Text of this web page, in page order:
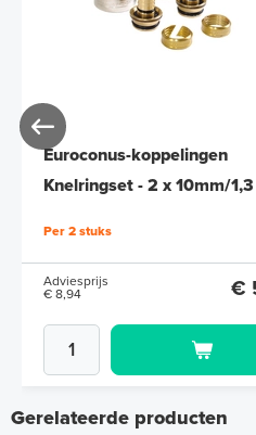
Euroconus-koppelingen
Knelringset - 2 x 10mm/1,3
Per 2 stuks
Adviesprijs
€ 8,94
€
Gerelateerde producten